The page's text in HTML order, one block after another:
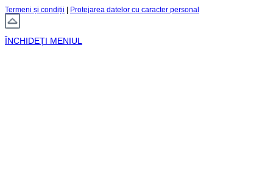
Termeni și condiții | Protejarea datelor cu caracter personal
ÎNCHIDEȚI MENIUL